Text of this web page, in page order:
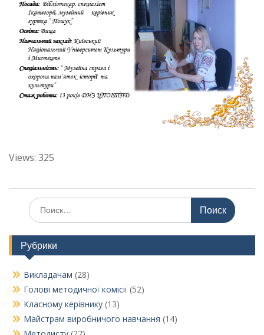
Views: 325
Поиск
по:
Рубрики
Викладачам (28)
Голові методичної комісії (52)
Класному керівнику (13)
Майстрам виробничого навчання (14)